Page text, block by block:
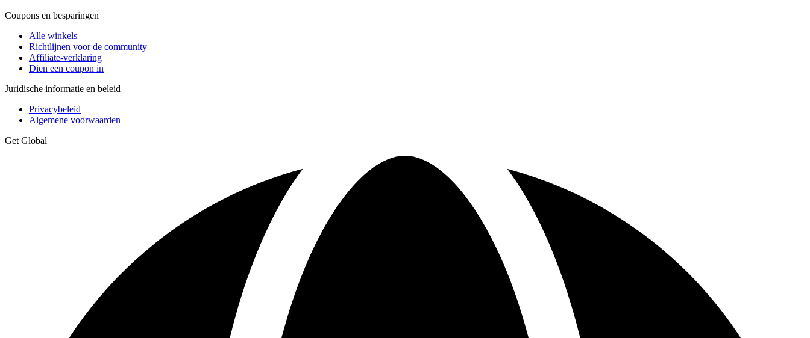
Coupons en besparingen
Alle winkels
Richtlijnen voor de community
Affiliate-verklaring
Dien een coupon in
Juridische informatie en beleid
Privacybeleid
Algemene voorwaarden
Get Global